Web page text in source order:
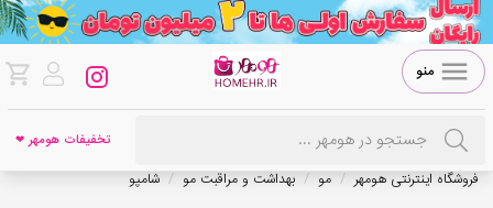
منو
تخفیفات هومهر ❤
فروشگاه اینترنتی هومهر / مو / بهداشت و مراقبت مو / شامپو